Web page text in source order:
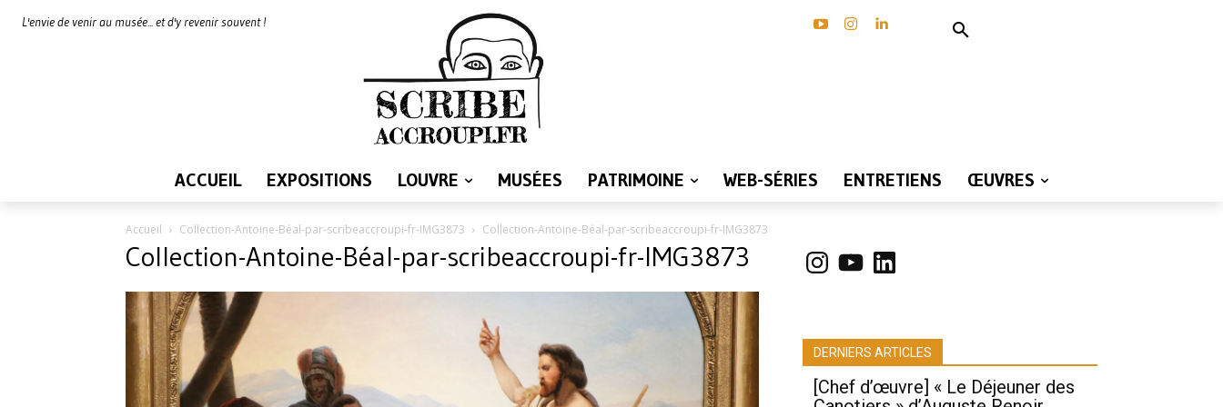
L'envie de venir au musée... et d'y revenir souvent !
ACCUEIL EXPOSITIONS LOUVRE MUSÉES PATRIMOINE WEB-SÉRIES ENTRETIENS ŒUVRES
Accueil Collection-Antoine-Béal-par-scribeaccroupi-fr-IMG3873 Collection-Antoine-Béal-par-scribeaccroupi-fr-IMG3873
Collection-Antoine-Béal-par-scribeaccroupi-fr-IMG3873 Instagram
YouTubeLinkedIn
DERNIERS ARTICLES
[Chef d’œuvre] « Le Déjeuner des